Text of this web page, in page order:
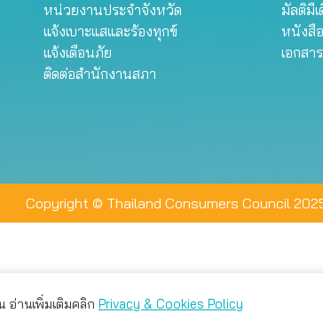
หน่วยงานประจำจังหวัด
แจ้งเบาะแสและร้องทุกข์
แจ้งเตือนภัย
ติดต่อสำนักงานสภา
มัลติมีเ
หนังสื
เอกสา
Copyright © Thailand Consumers Council
อ่านเพิ่มเติมคลิก Privacy & Cookies Policy
ห้แก่ท่าน คุณสามารถเลือกตั้งค่าความเป็นส่วนตัวได้